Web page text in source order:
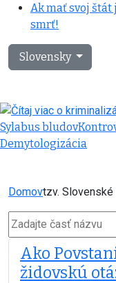
Ak mať svoj štát
smrť!
Vyberte váš jazyk
Slovensky
Sylabus bludov
Demytologizácia
Domovtzv.
Zadajte časť názvu
Ako
židovskú